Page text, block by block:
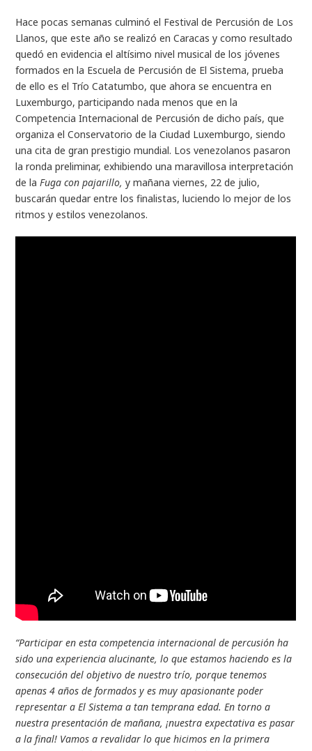
Hace pocas semanas culminó el Festival de Percusión de Los
Llanos, que este año se realizó en Caracas y como resultado
quedó en evidencia el altísimo nivel musical de los jóvenes
formados en la Escuela de Percusión de El Sistema, prueba
de ello es el Trío Catatumbo, que ahora se encuentra en
Luxemburgo, participando nada menos que en la
Competencia Internacional de Percusión de dicho país, que
organiza el Conservatorio de la Ciudad Luxemburgo, siendo
una cita de gran prestigio mundial. Los venezolanos pasaron
la ronda preliminar, exhibiendo una maravillosa interpretación
de laFuga con pajarillo, y mañana viernes, 22 de julio,
buscarán quedar entre los finalistas, luciendo lo mejor de los
ritmos y estilos venezolanos.
“Participar en esta competencia internacional de percusión ha
sido una experiencia alucinante, lo que estamos haciendo es la
consecución del objetivo de nuestro trío, porque tenemos
apenas 4 años de formados y es muy apasionante poder
representar a El Sistema a tan temprana edad. En torno a
nuestra presentación de mañana, ¡nuestra expectativa es pasar
a la final! Vamos a revalidar lo que hicimos en la primera